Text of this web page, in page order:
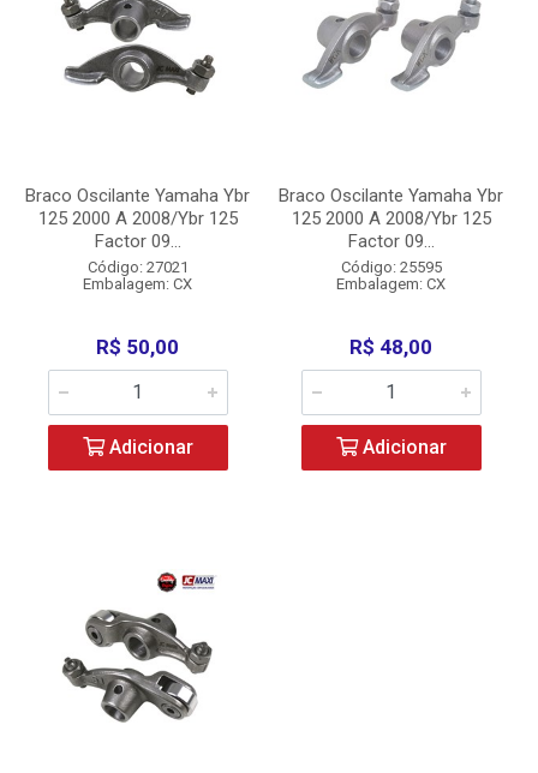
Braco Oscilante Yamaha Ybr
125 2000 A 2008/Ybr 125
Factor 09...
Código: 27021
Embalagem: CX
R$ 50,00
Adicionar
Braco Oscilante Yamaha Ybr
125 2000 A 2008/Ybr 125
Factor 09...
Código: 25595
Embalagem: CX
R$ 48,00
Adicionar